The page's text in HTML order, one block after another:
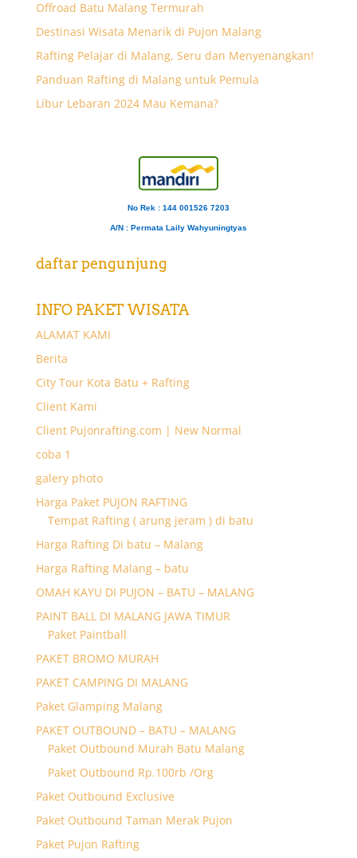
Offroad Batu Malang Termurah
Destinasi Wisata Menarik di Pujon Malang
Rafting Pelajar di Malang, Seru dan Menyenangkan!
Panduan Rafting di Malang untuk Pemula
Libur Lebaran 2024 Mau Kemana?
No Rek : 144 001526 7203
A/N : Permata Laily Wahyuningtyas
daftar pengunjung
INFO PAKET WISATA
ALAMAT KAMI
Berita
City Tour Kota Batu + Rafting
Client Kami
Client Pujonrafting.com | New Normal
coba 1
galery photo
Harga Paket PUJON RAFTING
Tempat Rafting ( arung jeram ) di batu
Harga Rafting Di batu – Malang
Harga Rafting Malang – batu
OMAH KAYU DI PUJON – BATU – MALANG
PAINT BALL DI MALANG JAWA TIMUR
Paket Paintball
PAKET BROMO MURAH
PAKET CAMPING DI MALANG
Paket Glamping Malang
PAKET OUTBOUND – BATU – MALANG
Paket Outbound Murah Batu Malang
Paket Outbound Rp.100rb /Org
Paket Outbound Exclusive
Paket Outbound Taman Merak Pujon
Paket Pujon Rafting